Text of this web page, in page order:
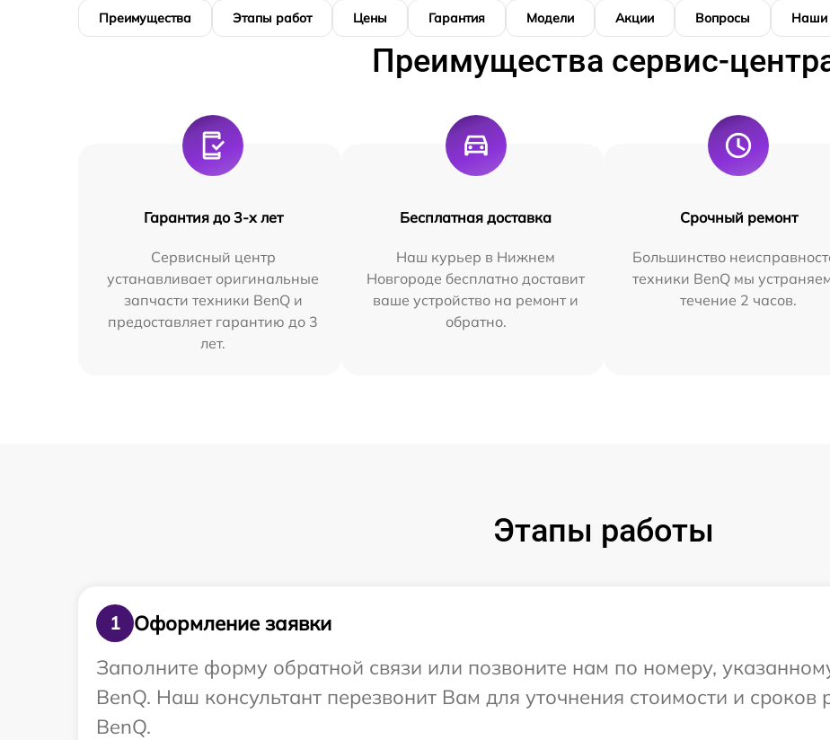
Преимущества Этапы работ Цены Гарантия Модели Акции Вопросы Наши
Преимущества сервис-
Гарантия до 3-х лет
Сервисный центр
устанавливает оригинальные
запчасти техники BenQ и
предоставляет гарантию до 3
лет.
Бесплатная доставка
Наш курьер в Нижнем
Новгороде бесплатно доставит
ваше устройство на ремонт и
обратно.
Срочный ремонт
Большинство
техники BenQ мы
течение 2 часов.
Этапы работы
1
Оформление заявки
Заполните форму обратной связи или позвоните нам по номеру,
BenQ. Наш консультант перезвонит Вам для уточнения стоимости и сроков
BenQ.